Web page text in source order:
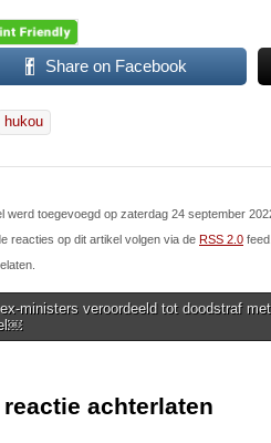
Share on Facebook
hukou
werd toegevoegd op zaterdag 24 september
reacties op dit artikel volgen via de RSS 2.0
ministers veroordeeld tot doodstraf met
reactie achterlaten